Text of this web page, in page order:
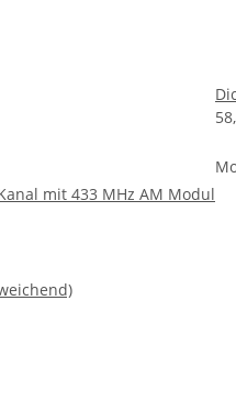
mit 433 MHz AM Modul